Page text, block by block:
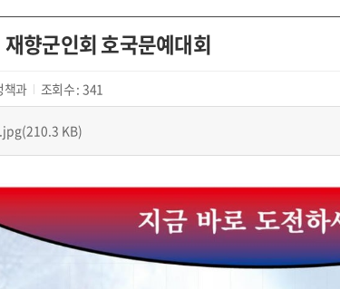
향군인회 호국문예대회
책과 조회수 : 341
KB)